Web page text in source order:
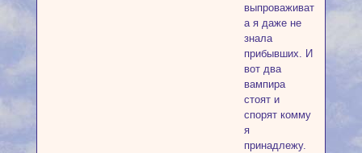
выпроваживать,
а я даже не
знала
прибывших. И
вот два
вампира
стоят и
спорят комму
я
принадлежу.